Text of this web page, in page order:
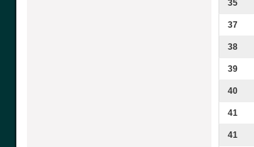
35
37
38
39
40
41
41